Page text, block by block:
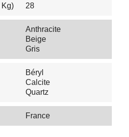
Kg) 28
Anthracite
Beige
Gris
Béryl
Calcite
Quartz
France